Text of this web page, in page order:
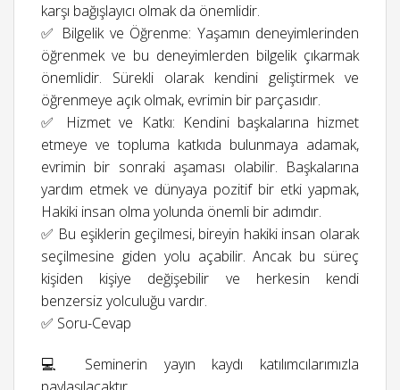
karşı bağışlayıcı olmak da önemlidir.
✅ Bilgelik ve Öğrenme: Yaşamın deneyimlerinden
öğrenmek ve bu deneyimlerden bilgelik çıkarmak
önemlidir. Sürekli olarak kendini geliştirmek ve
öğrenmeye açık olmak, evrimin bir parçasıdır.
✅ Hizmet ve Katkı: Kendini başkalarına hizmet
etmeye ve topluma katkıda bulunmaya adamak,
evrimin bir sonraki aşaması olabilir. Başkalarına
yardım etmek ve dünyaya pozitif bir etki yapmak,
Hakiki insan olma yolunda önemli bir adımdır.
✅ Bu eşiklerin geçilmesi, bireyin hakiki insan olarak
seçilmesine giden yolu açabilir. Ancak bu süreç
kişiden kişiye değişebilir ve herkesin kendi
benzersiz yolculuğu vardır.
✅ Soru-Cevap
💻 Seminerin yayın kaydı katılımcılarımızla